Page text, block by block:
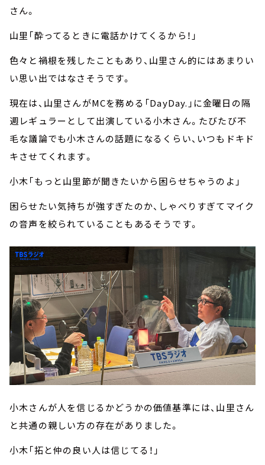
さん。
山里「酔ってるときに電話かけてくるから！」
色々と禍根を残したこともあり、山里さん的にはあまりい
い思い出ではなさそうです。
現在は、山里さんがMCを務める「DayDay.」に金曜日の隔
週レギュラーとして出演している小木さん。たびたび不
毛な議論でも小木さんの話題になるくらい、いつもドキド
キさせてくれます。
小木「もっと山里節が聞きたいから困らせちゃうのよ」
困らせたい気持ちが強すぎたのか、しゃべりすぎてマイク
の音声を絞られていることもあるそうです。
小木さんが人を信じるかどうかの価値基準には、山里さん
と共通の親しい方の存在がありました。
小木「拓と仲の良い人は信じてる！」